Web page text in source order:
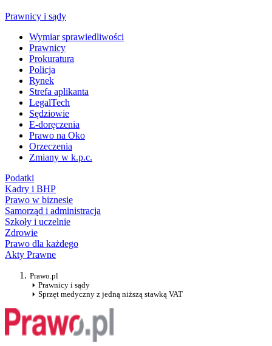
Prawnicy i sądy
Wymiar sprawiedliwości
Prawnicy
Prokuratura
Policja
Rynek
Strefa aplikanta
LegalTech
Sędziowie
E-doręczenia
Prawo na Oko
Orzeczenia
Zmiany w k.p.c.
Podatki
Kadry i BHP
Prawo w biznesie
Samorząd i administracja
Szkoły i uczelnie
Zdrowie
Prawo dla każdego
Akty Prawne
Prawo.pl
Prawnicy i sądy
Sprzęt medyczny z jedną niższą stawką VAT